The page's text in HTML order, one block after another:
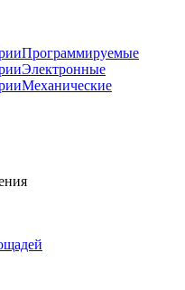
Программируемые
Электронные
Механические